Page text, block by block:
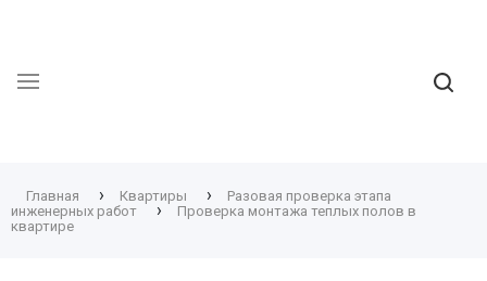
Главная › Квартиры ›
Разовая проверка этапа
инженерных работ
›
Проверка монтажа теплых полов в
квартире